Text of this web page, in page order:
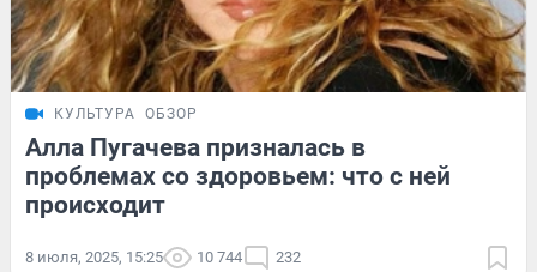
КУЛЬТУРА ОБЗОР
Алла Пугачева призналась в
проблемах со здоровьем: что с ней
происходит
8 июля, 2025, 15:25 10 744 232